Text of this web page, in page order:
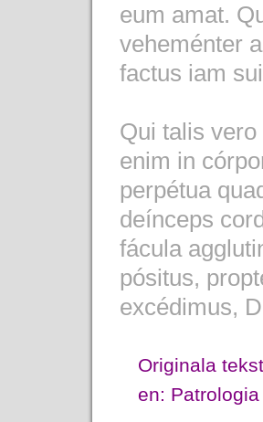
eum amat.
veheménter
factus iam
Qui talis
enim in
perpétua
deínceps
fácula
pósitus,
excédimus,
Originala
en: